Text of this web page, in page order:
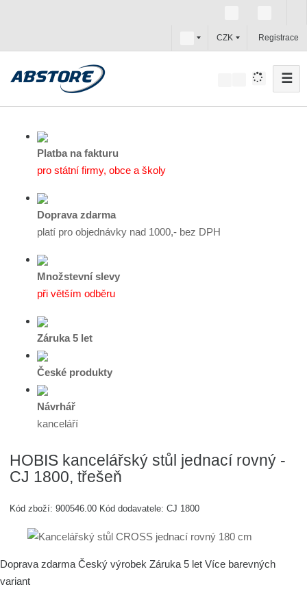
c
z
CZK Registrace
☰
Platba na fakturu
pro státní firmy, obce a školy
Doprava zdarma
platí pro objednávky nad 1000,- bez DPH
Množstevní slevy
při větším odběru
Záruka 5 let
České produkty
Návrhář
kanceláří
HOBIS kancelářský stůl jednací rovný -
CJ 1800, třešeň
Kód zboží:900546.00 Kód dodavatele:CJ 1800
Doprava zdarma Český výrobek Záruka 5 let Více barevných
variant